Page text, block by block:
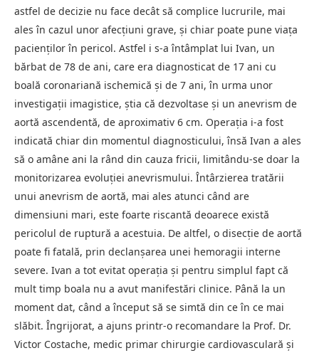
astfel de decizie nu face decât să complice lucrurile, mai
ales în cazul unor afecțiuni grave, și chiar poate pune viața
pacienților în pericol. Astfel i s-a întâmplat lui Ivan, un
bărbat de 78 de ani, care era diagnosticat de 17 ani cu
boală coronariană ischemică și de 7 ani, în urma unor
investigații imagistice, știa că dezvoltase și un anevrism de
aortă ascendentă, de aproximativ 6 cm. Operația i-a fost
indicată chiar din momentul diagnosticului, însă Ivan a ales
să o amâne ani la rând din cauza fricii, limitându-se doar la
monitorizarea evoluției anevrismului. Întârzierea tratării
unui anevrism de aortă, mai ales atunci când are
dimensiuni mari, este foarte riscantă deoarece există
pericolul de ruptură a acestuia. De altfel, o disecție de aortă
poate fi fatală, prin declanșarea unei hemoragii interne
severe. Ivan a tot evitat operația și pentru simplul fapt că
mult timp boala nu a avut manifestări clinice. Până la un
moment dat, când a început să se simtă din ce în ce mai
slăbit. Îngrijorat, a ajuns printr-o recomandare la Prof. Dr.
Victor Costache, medic primar chirurgie cardiovasculară și